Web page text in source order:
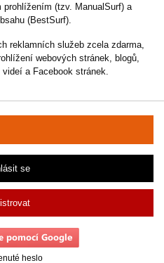
se
heslo
(tzv. ManualSurf) a
(BestSurf).
reklamních služeb zcela zdarma,
webových stránek, blogů,
a Facebook stránek.